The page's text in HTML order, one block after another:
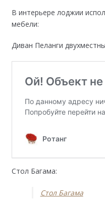
В интерьере лоджии
мебели:
Диван Пеланги
Стол Багама:
Стол Багама